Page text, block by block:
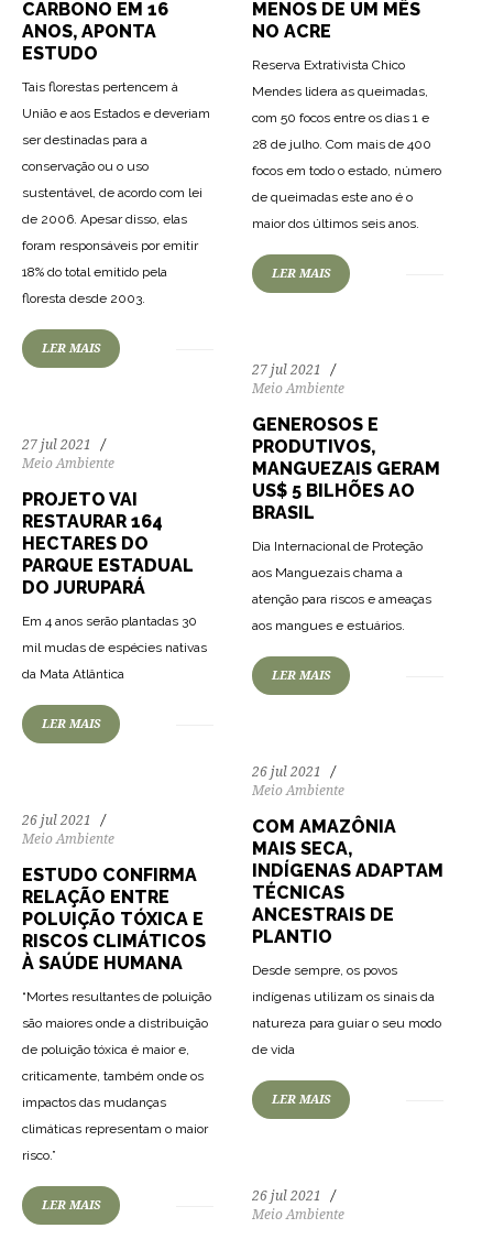
CARBONO EM 16
ANOS, APONTA
ESTUDO
Tais florestas pertencem à
União e aos Estados e deveriam
ser destinadas para a
conservação ou o uso
sustentável, de acordo com lei
de 2006. Apesar disso, elas
foram responsáveis por emitir
18% do total emitido pela
floresta desde 2003.
LER MAIS
MENOS DE UM MÊS
NO ACRE
Reserva Extrativista Chico
Mendes lidera as queimadas,
com 50 focos entre os dias 1 e
28 de julho. Com mais de 400
focos em todo o estado, número
de queimadas este ano é o
maior dos últimos seis anos.
LER MAIS
27 jul 2021
Meio Ambiente
GENEROSOS E
PRODUTIVOS,
MANGUEZAIS GERAM
US$ 5 BILHÕES AO
BRASIL
Dia Internacional de Proteção
aos Manguezais chama a
atenção para riscos e ameaças
aos mangues e estuários.
LER MAIS
27 jul 2021
Meio Ambiente
PROJETO VAI
RESTAURAR 164
HECTARES DO
PARQUE ESTADUAL
DO JURUPARÁ
Em 4 anos serão plantadas 30
mil mudas de espécies nativas
da Mata Atlântica
LER MAIS
26 jul 2021
Meio Ambiente
COM AMAZÔNIA
MAIS SECA,
INDÍGENAS ADAPTAM
TÉCNICAS
ANCESTRAIS DE
PLANTIO
Desde sempre, os povos
indígenas utilizam os sinais da
natureza para guiar o seu modo
de vida
LER MAIS
26 jul 2021
Meio Ambiente
ESTUDO CONFIRMA
RELAÇÃO ENTRE
POLUIÇÃO TÓXICA E
RISCOS CLIMÁTICOS
À SAÚDE HUMANA
“Mortes resultantes de poluição
são maiores onde a distribuição
de poluição tóxica é maior e,
criticamente, também onde os
impactos das mudanças
climáticas representam o maior
risco.”
LER MAIS
26 jul 2021
Meio Ambiente